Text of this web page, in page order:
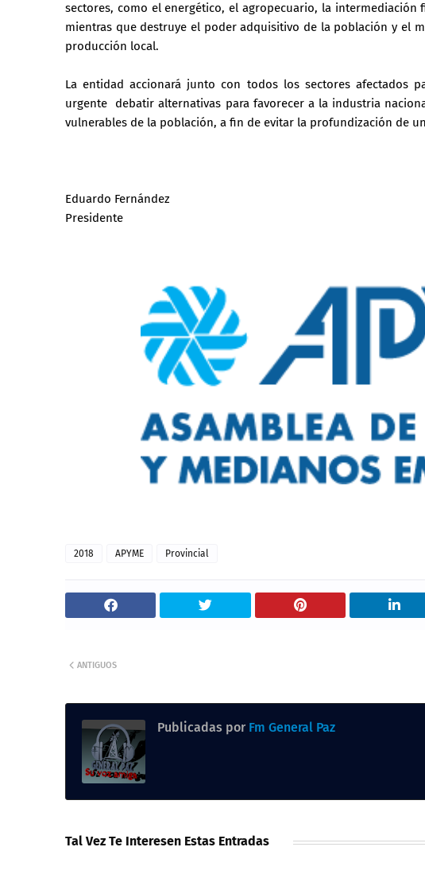
sectores, como el energético, el agropecuario, la intermediación
mientras que destruye el poder adquisitivo de la población y el
producción local.
La entidad accionará junto con todos los sectores afectados
urgente debatir alternativas para favorecer a la industria
vulnerables de la población, a fin de evitar la profundización de
Eduardo Fernández
Presidente
2018 APYME Provincial
ANTIGUOS
Publicadas por Fm General Paz
Tal Vez Te Interesen Estas Entradas